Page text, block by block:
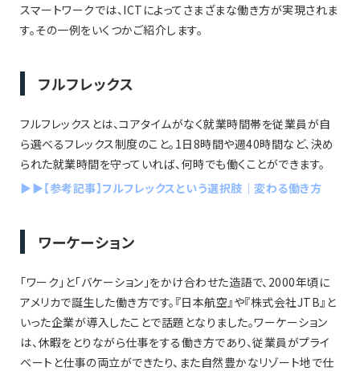
スマートワークでは、ICTによってさまざまな働き方が実現されま
す。その一例をいくつかご紹介します。
フルフレックス
フルフレックスとは、コアタイムがなく就業時間帯を従業員が自
ら選べるフレックス制度のこと。1日8時間や週40時間など、決め
られた就業時間を守っていれば、何時でも働くことができます。
▶︎▶︎【参考記事】フルフレックスという選択肢｜変わる働き方
ワーケーション
「ワーク」と「バケーション」をかけ合わせた造語で、2000年頃に
アメリカで誕生した働き方です。『日本航空』や『株式会社JTB』と
いった企業が導入したことで話題となりました。ワーケーション
は、休暇をとりながら仕事をする働き方であり、従業員がプライ
ベートと仕事の両立ができたり、また自然豊かなリゾート地で仕